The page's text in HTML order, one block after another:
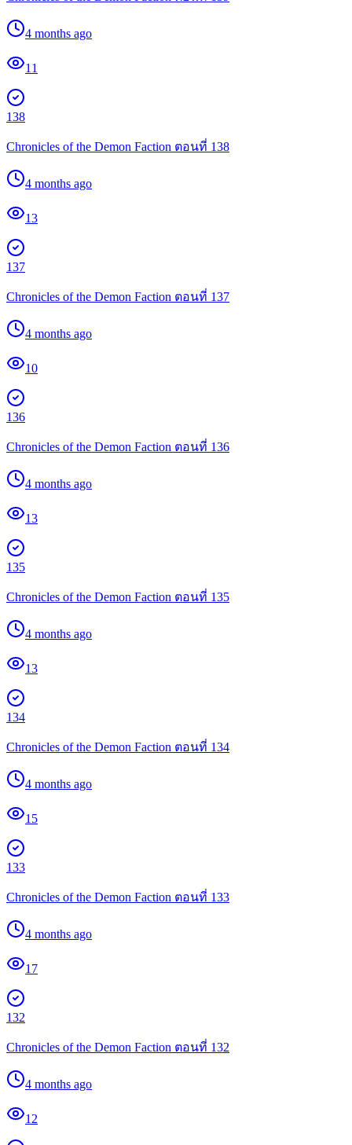
4 months ago
11
138
Chronicles of the Demon Faction ตอนที่ 138
4 months ago
13
137
Chronicles of the Demon Faction ตอนที่ 137
4 months ago
10
136
Chronicles of the Demon Faction ตอนที่ 136
4 months ago
13
135
Chronicles of the Demon Faction ตอนที่ 135
4 months ago
13
134
Chronicles of the Demon Faction ตอนที่ 134
4 months ago
15
133
Chronicles of the Demon Faction ตอนที่ 133
4 months ago
17
132
Chronicles of the Demon Faction ตอนที่ 132
4 months ago
12